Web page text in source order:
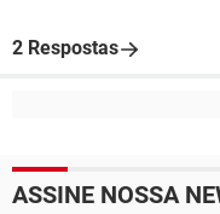
2 Respostas
ASSINE NOSSA